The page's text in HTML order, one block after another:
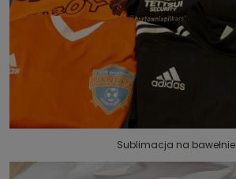
Sublimacja na bawełnie